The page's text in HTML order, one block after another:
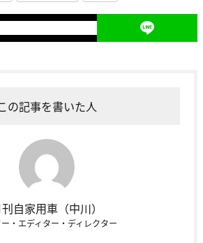
の記事を書いた人
自家用車（中川）
・エディター・ディレクター